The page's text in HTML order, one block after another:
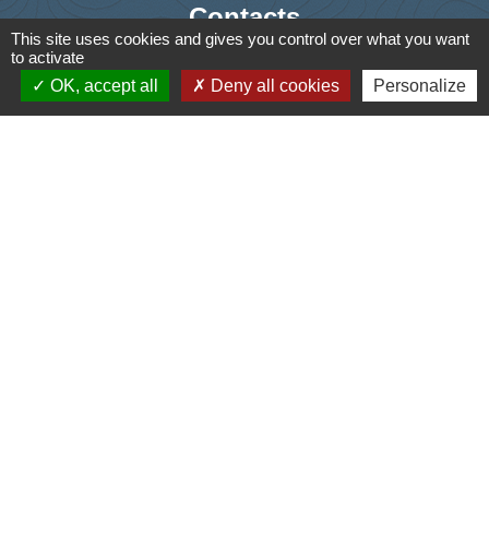
Contacts
Commune de Saint-Ouen-d'Aunis
61 rue Marie Louise Cardin
17230 Saint-Ouen-d'Aunis - FRANCE
This site uses cookies and gives you control over what you want
to activate
OK, accept all
Deny all cookies Personalize